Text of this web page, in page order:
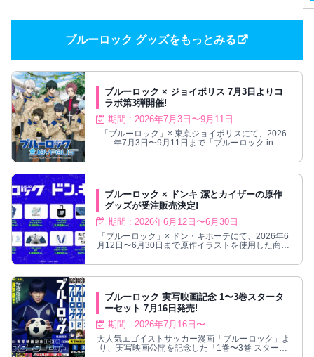
ブルーロック グッズをもっとみる
ブルーロック × ジョイポリス 7月3日よりコ
ラボ第3弾開催!
期間 : 2026年7月3日〜9月11日
「ブルーロック」× 東京ジョイポリスにて、2026
年7月3日〜9月11日まで「ブルーロック in
ブルーロック × ドンキ 潔とカイザーの原作
グッズが受注販売決定!
期間 : 2026年6月12日〜6月30日
「ブルーロック」× ドン・キホーテにて、2026年6
月12日〜6月30日まで原作イラストを使用した商品
ブルーロック 実写映画記念 1〜3巻スタータ
ーセット 7月16日発売!
期間 : 2026年7月16日〜
大人気エゴイストサッカー漫画「ブルーロック」よ
り、実写映画公開を記念した「1巻〜3巻 スタータ